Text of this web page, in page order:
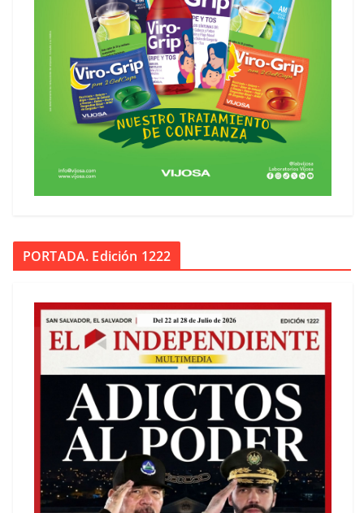
PORTADA. Edición 1222